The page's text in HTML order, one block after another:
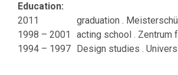
Education:
2011
graduation .
1998 – 2001
acting school . Zentrum
1994 – 1997 Design studies .